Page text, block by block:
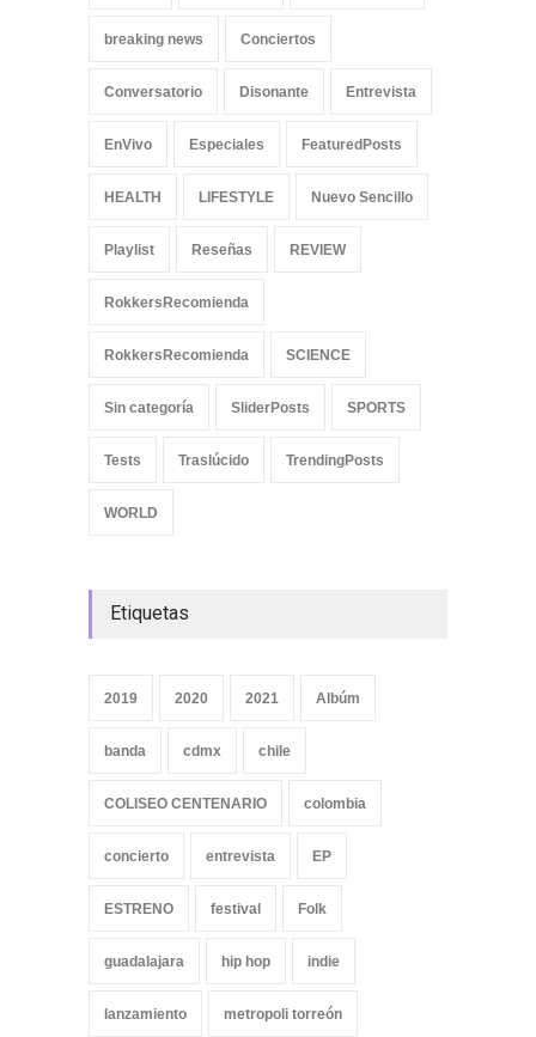
breaking news Conciertos
Conversatorio Disonante Entrevista
EnVivo Especiales FeaturedPosts
HEALTH LIFESTYLE Nuevo Sencillo
Playlist Reseñas REVIEW
RokkersRecomienda
RokkersRecomienda SCIENCE
Sin categoría SliderPosts SPORTS
Tests Traslúcido TrendingPosts
WORLD
Etiquetas
2019 2020 2021 Albúm
banda cdmx chile
COLISEO CENTENARIO colombia
concierto entrevista EP
ESTRENO festival Folk
guadalajara hip hop indie
lanzamiento metropoli torreón